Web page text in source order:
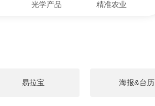
光学产品 精准农业
易拉宝 海报&台历